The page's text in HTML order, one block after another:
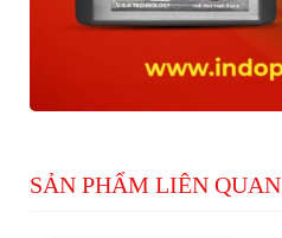
SẢN PHẨM LIÊN QUAN